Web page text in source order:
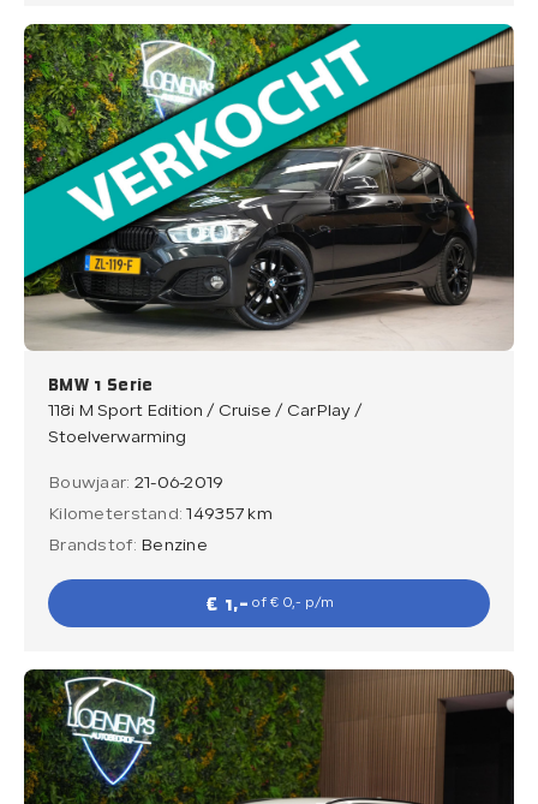
BMW 1 Serie
118i M Sport Edition / Cruise / CarPlay /
Stoelverwarming
Bouwjaar: 21-06-2019
Kilometerstand:149357 km
Brandstof: Benzine
€ 1,- of € 0,- p/m